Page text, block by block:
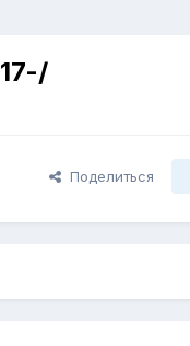
Поделиться